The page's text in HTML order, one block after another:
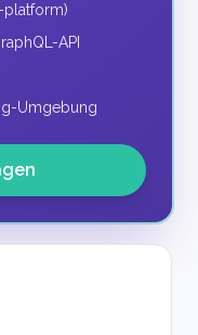
platform)
API
Umgebung